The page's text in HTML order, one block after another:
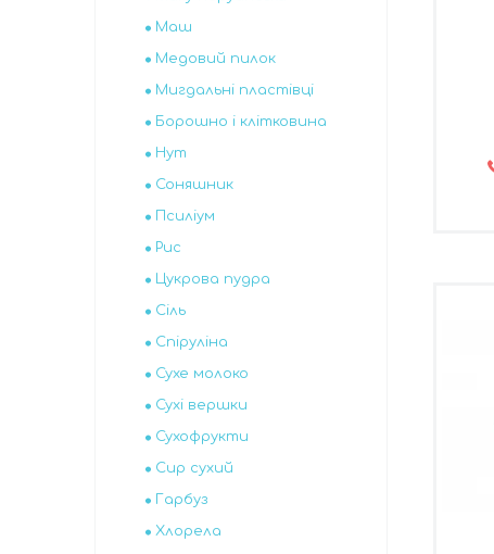
Маш
Медовий пилок
Мигдальні пластівці
Борошно і клітковина
Нут
Соняшник
Псиліум
Рис
Цукрова пудра
Сіль
Спіруліна
Сухе молоко
Сухі вершки
Сухофрукти
Сир сухий
Гарбуз
Хлорела